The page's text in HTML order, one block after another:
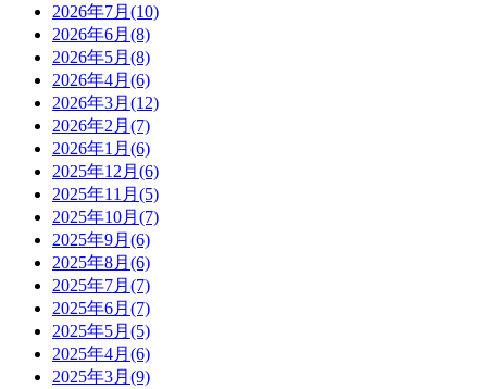
2026年7月(10)
2026年6月(8)
2026年5月(8)
2026年4月(6)
2026年3月(12)
2026年2月(7)
2026年1月(6)
2025年12月(6)
2025年11月(5)
2025年10月(7)
2025年9月(6)
2025年8月(6)
2025年7月(7)
2025年6月(7)
2025年5月(5)
2025年4月(6)
2025年3月(9)